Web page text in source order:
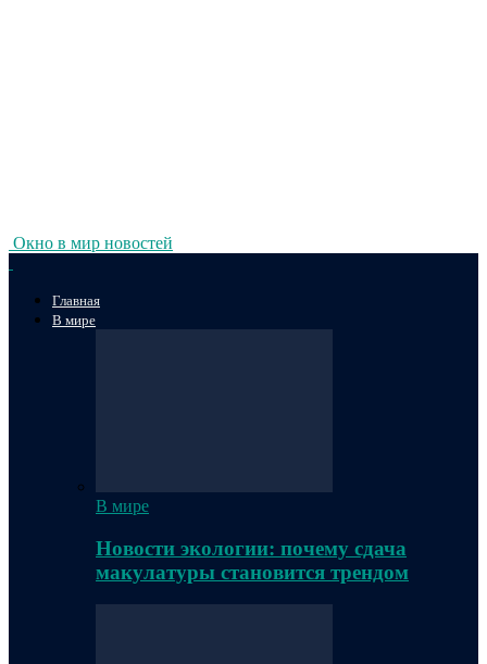
Окно в мир новостей
Главная
В мире
В мире
Новости экологии: почему сдача
макулатуры становится трендом